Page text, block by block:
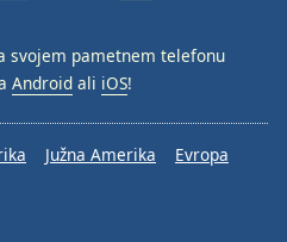
svojem pametnem telefonu
Android ali iOS!
Južna Amerika
Evropa